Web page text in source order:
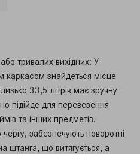
тривалих вихідних: У
каркасом знайдеться місце
33,5 літрів має зручну
підійде для перевезення
та інших предметів.
забезпечують поворотні
штанга, що витягується, а